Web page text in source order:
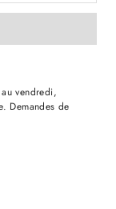
vendredi,
Demandes de